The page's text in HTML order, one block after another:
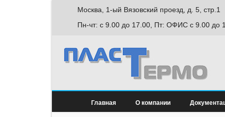
Москва, 1-ый Вязовский проезд, д. 5, стр.1
Пн-чт: с 9.00 до 17.00, Пт: ОФИС с 9.00 до
Главная О компании